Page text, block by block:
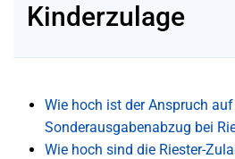
Kinderzulage
Wie hoch ist der Anspruch
Sonderausgabenabzug bei
Wie hoch sind die Riester-